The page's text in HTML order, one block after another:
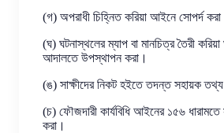
(গ) অপরাধী চিহ্নিত করিয়া আইনে সোপর্দ
(ঘ) ঘটনাস্থলের ম্যাপ বা মানচিত্র তৈরী
আদালতে উপস্থাপন করা।
(ঙ) সাক্ষীদের নিকট হইতে তদন্ত সহায়ক
(চ) ফৌজদারী কার্যবিধি আইনের ১৫৬
করা।